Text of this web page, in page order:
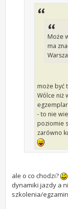
Może
ma
może być
Wólce niż
- to nie
poziomie
zarówno
ale o co chodzi?
dynamiki jazdy a
szkolenia/